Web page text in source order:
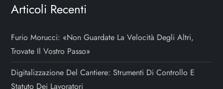
Articoli Recenti
Furio Morucci: «Non Guardate La Velocità Degli Altri,
Trovate Il Vostro Passo»
Digitalizzazione Del Cantiere: Strumenti Di Controllo E
Statuto Dei Lavoratori